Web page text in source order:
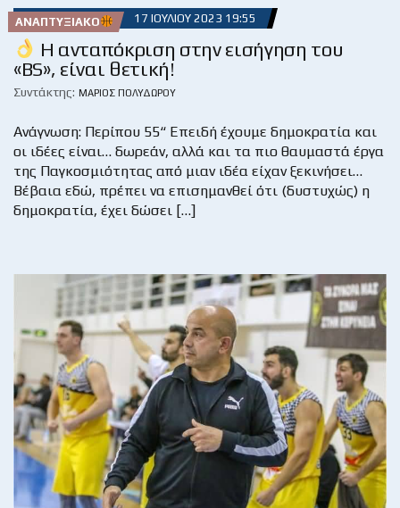
ΑΝΑΠΤΥΞΙΑΚΌ 17 ΙΟΥΛΊΟΥ 2023 19:55
Η ανταπόκριση στην εισήγηση του
«BS», είναι θετική!
Συντάκτης: ΜΆΡΙΟΣ ΠΟΛΥΔΏΡΟΥ
Ανάγνωση: Περίπου 55“ Επειδή έχουμε δημοκρατία και
οι ιδέες είναι… δωρεάν, αλλά και τα πιο θαυμαστά έργα
της Παγκοσμιότητας από μιαν ιδέα είχαν ξεκινήσει…
Βέβαια εδώ, πρέπει να επισημανθεί ότι (δυστυχώς) η
δημοκρατία, έχει δώσει […]